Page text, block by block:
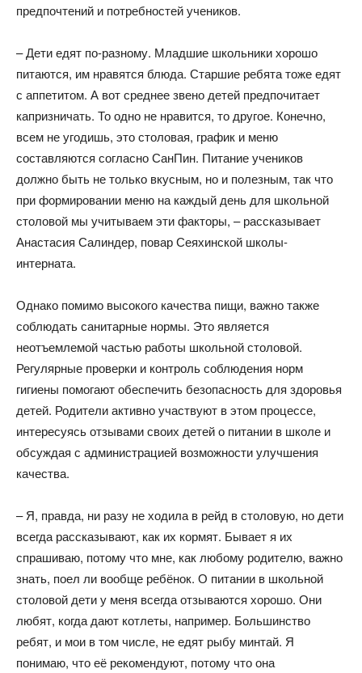
предпочтений и потребностей учеников.
– Дети едят по-разному. Младшие школьники хорошо
питаются, им нравятся блюда. Старшие ребята тоже едят
с аппетитом. А вот среднее звено детей предпочитает
капризничать. То одно не нравится, то другое. Конечно,
всем не угодишь, это столовая, график и меню
составляются согласно СанПин. Питание учеников
должно быть не только вкусным, но и полезным, так что
при формировании меню на каждый день для школьной
столовой мы учитываем эти факторы, – рассказывает
Анастасия Салиндер, повар Сеяхинской школы-
интерната.
Однако помимо высокого качества пищи, важно также
соблюдать санитарные нормы. Это является
неотъемлемой частью работы школьной столовой.
Регулярные проверки и контроль соблюдения норм
гигиены помогают обеспечить безопасность для здоровья
детей. Родители активно участвуют в этом процессе,
интересуясь отзывами своих детей о питании в школе и
обсуждая с администрацией возможности улучшения
качества.
– Я, правда, ни разу не ходила в рейд в столовую, но дети
всегда рассказывают, как их кормят. Бывает я их
спрашиваю, потому что мне, как любому родителю, важно
знать, поел ли вообще ребёнок. О питании в школьной
столовой дети у меня всегда отзываются хорошо. Они
любят, когда дают котлеты, например. Большинство
ребят, и мои в том числе, не едят рыбу минтай. Я
понимаю, что её рекомендуют, потому что она